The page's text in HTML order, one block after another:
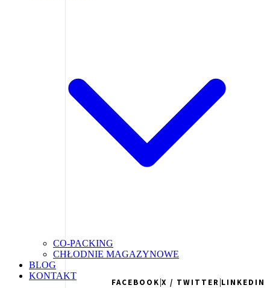
CO-PACKING
CHŁODNIE MAGAZYNOWE
BLOG
KONTAKT
FACEBOOK|X / TWITTER|LINKEDIN